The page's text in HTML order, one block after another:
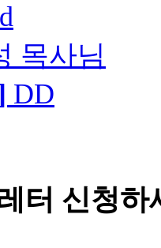
목사님
DD
터 신청하